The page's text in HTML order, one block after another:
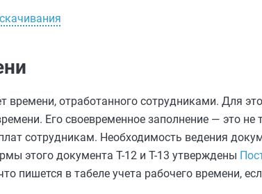
времени, отработанного сотрудниками. Для
Его своевременное заполнение — это
сотрудникам. Необходимость ведения
этого документа Т-12 и Т-13 утверждены
пишется в табеле учета рабочего времени,